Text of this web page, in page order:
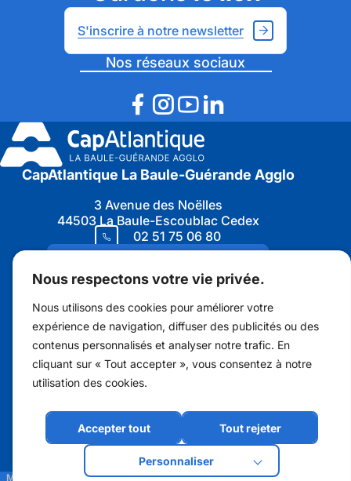
Nous respectons votre vie privée.
Nous utilisons des cookies pour améliorer votre
expérience de navigation, diffuser des publicités ou des
contenus personnalisés et analyser notre trafic. En
cliquant sur « Tout accepter », vous consentez à notre
utilisation des cookies.
Personnaliser
Tout rejeter
Accepter tout
S'inscrire à notre newsletter
Nos réseaux sociaux
CapAtlantique La Baule-Guérande Agglo
3 Avenue des Noëlles
44503 La Baule-Escoublac Cedex
02 51 75 06 80
Marchés publics
Protection des données personnelles
Open Data
Charte graphique
Mentions LégalesProtection des données personnellesAccessibilité